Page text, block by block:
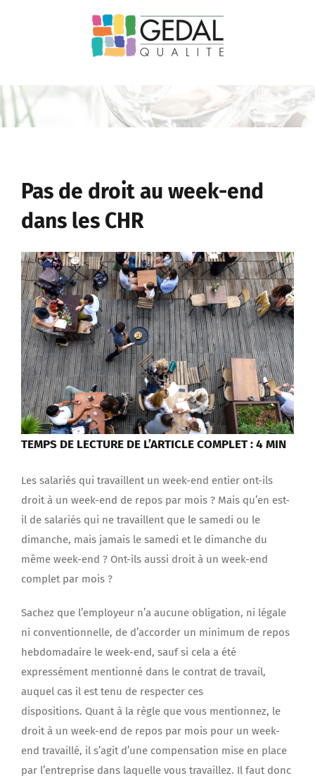
Pas de droit au week-end
dans les CHR
TEMPS DE LECTURE DE L’ARTICLE COMPLET : 4 MIN
Les salariés qui travaillent un week-end entier ont-ils
droit à un week-end de repos par mois ? Mais qu’en est-
il de salariés qui ne travaillent que le samedi ou le
dimanche, mais jamais le samedi et le dimanche du
même week-end ? Ont-ils aussi droit à un week-end
complet par mois ?
Sachez que l’employeur n’a aucune obligation, ni légale
ni conventionnelle, de d’accorder un minimum de repos
hebdomadaire le week-end, sauf si cela a été
expressément mentionné dans le contrat de travail,
auquel cas il est tenu de respecter ces
dispositions. Quant à la règle que vous mentionnez, le
droit à un week-end de repos par mois pour un week-
end travaillé, il s’agit d’une compensation mise en place
par l’entreprise dans laquelle vous travaillez. Il faut donc